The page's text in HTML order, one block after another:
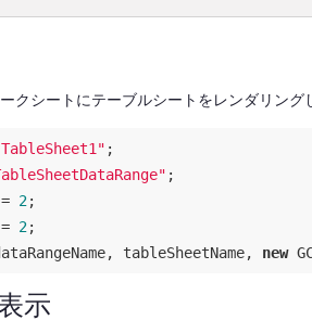
クシートにテーブルシートをレンダリング
2
2;
tableSheetName, new
示